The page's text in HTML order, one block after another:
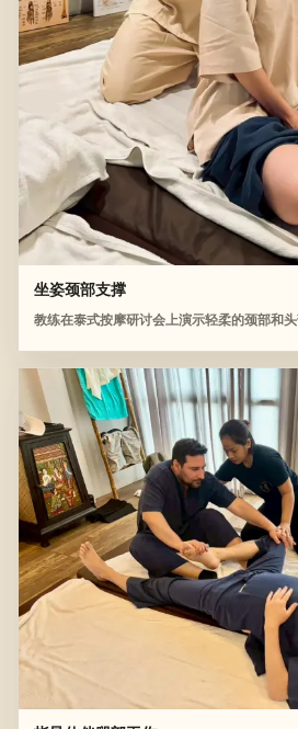
坐姿颈部支撑
教练在泰式按摩研讨会上演示轻柔的颈部和头